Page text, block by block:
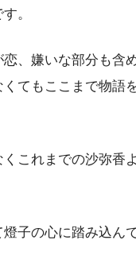
。
、嫌いな部分も含
てもここまで物語
これまでの沙弥香
燈子の心に踏み込